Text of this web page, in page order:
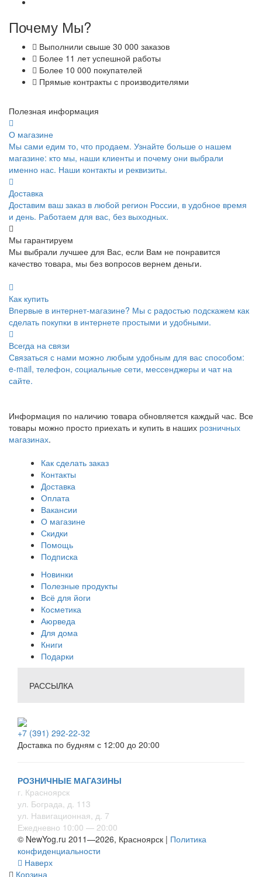
Почему Мы?
Выполнили свыше 30 000 заказов
Более 11 лет успешной работы
Более 10 000 покупателей
Прямые контракты с производителями
Полезная информация
О магазине
Мы сами едим то, что продаем. Узнайте больше о нашем
магазине: кто мы, наши клиенты и почему они выбрали
именно нас. Наши контакты и реквизиты.
Доставка
Доставим ваш заказ в любой регион России, в удобное время
и день. Работаем для вас, без выходных.
Мы гарантируем
Мы выбрали лучшее для Вас, если Вам не понравится
качество товара, мы без вопросов вернем деньги.
Как купить
Впервые в интернет-магазине? Мы с радостью подскажем как
сделать покупки в интернете простыми и удобными.
Всегда на связи
Связаться с нами можно любым удобным для вас способом:
e-mail, телефон, социальные сети, мессенджеры и чат на
сайте.
Информация по наличию товара обновляется каждый час. Все
товары можно просто приехать и купить в наших розничных
магазинах.
Как сделать заказ
Контакты
Доставка
Оплата
Вакансии
О магазине
Скидки
Помощь
Подписка
Новинки
Полезные продукты
Всё для йоги
Косметика
Аюрведа
Для дома
Книги
Подарки
РАССЫЛКА
+7 (391) 292-22-32
Доставка по будням с 12:00 до 20:00
РОЗНИЧНЫЕ МАГАЗИНЫ
г. Красноярск
ул. Бограда, д. 113
ул. Навигационная, д. 7
Ежедневно 10:00 — 20:00
© NewYog.ru 2011—2026, Красноярск | Политика
конфиденциальности
Наверх
Корзина